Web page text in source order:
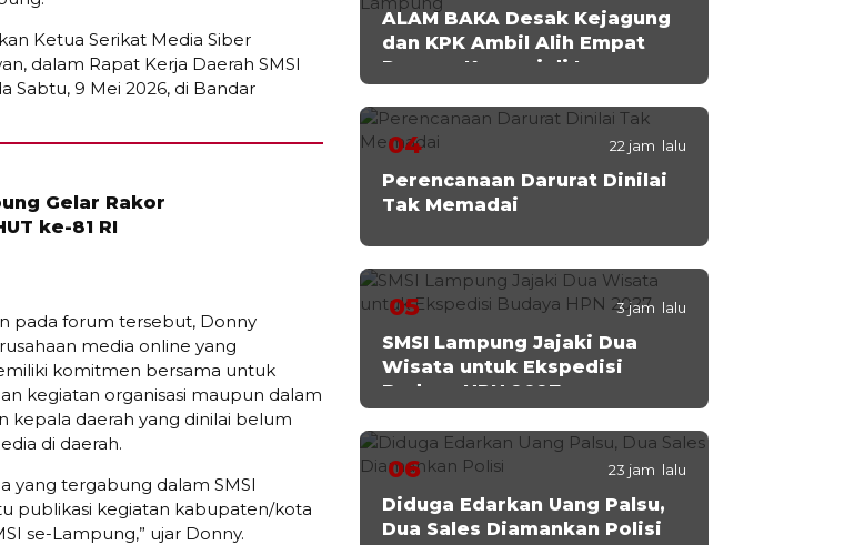
Ketua Serikat Media Siber
dalam Rapat Kerja Daerah SMSI
Sabtu, 9 Mei 2026, di Bandar
Gelar Rakor
ke-81 RI
pada forum tersebut, Donny
media online yang
komitmen bersama untuk
kegiatan organisasi maupun dalam
kepala daerah yang dinilai belum
di daerah.
yang tergabung dalam SMSI
publikasi kegiatan kabupaten/kota
se-Lampung,” ujar Donny.
ALAM BAKA Desak Kejagung
dan KPK Ambil Alih Empat
Dugaan Korupsi di Lampung
04 22 jam lalu
Perencanaan Darurat Dinilai
Tak Memadai
05 3 jam lalu
SMSI Lampung Jajaki Dua
Wisata untuk Ekspedisi
Budaya HPN 2027
06 23 jam lalu
Diduga Edarkan Uang Palsu,
Dua Sales Diamankan Polisi